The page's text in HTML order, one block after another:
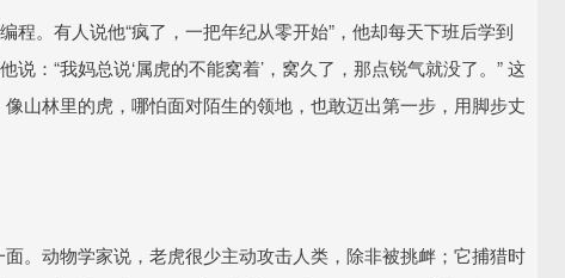
。有人说他“疯了，一把年纪从零开始”，他却每天下班后学到
：“我妈总说‘属虎的不能窝着’，窝久了，那点锐气就没了。” 这
山林里的虎，哪怕面对陌生的领地，也敢迈出第一步，用脚步丈
。动物学家说，老虎很少主动攻击人类，除非被挑衅；它捕猎时